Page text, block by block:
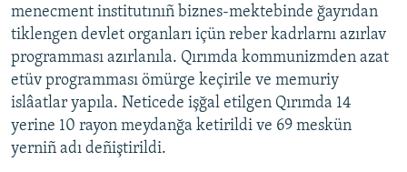
menecment institutınıñ biznes-mektebinde ğayrıdan
tiklengen devlet organları içün reber kadrlarnı azırlav
programması azırlanıla. Qırımda kommunizmden azat
etüv programması ömürge keçirile ve memuriy
islâatlar yapıla. Neticede işğal etilgen Qırımda 14
yerine 10 rayon meydanğa ketirildi ve 69 meskün
yerniñ adı deñiştirildi.